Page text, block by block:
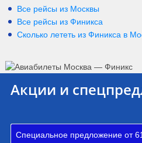
Все рейсы из Москвы
Все рейсы из Финикса
Сколько лететь из Финикса в
Акции и
Специальное предложение от